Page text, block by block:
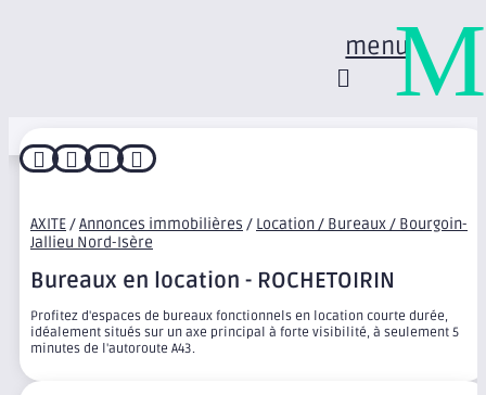
menu
   
AXITE/Annonces immobilières / Location / Bureaux / Bourgoin-
Jallieu Nord-Isère
Bureaux en location - ROCHETOIRIN
Profitez d'espaces de bureaux fonctionnels en location courte durée,
idéalement situés sur un axe principal à forte visibilité, à seulement 5
minutes de l'autoroute A43.
M